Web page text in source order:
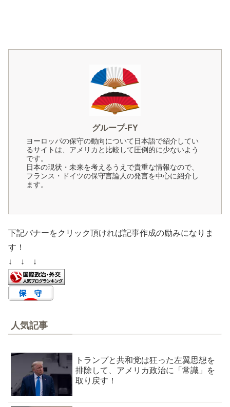
グループ-FY
ヨーロッパの保守の動向について日本語で紹介してい
るサイトは、アメリカと比較して圧倒的に少ないよう
です。
日本の現状・未来を考えるうえで貴重な情報なので、
フランス・ドイツの保守言論人の発言を中心に紹介し
ます。
下記バナーをクリック頂ければ記事作成の励みになりま
す！
↓ ↓ ↓
人気記事
トランプと共和党は狂った左翼思想を
排除して、アメリカ政治に「常識」を
取り戻す！